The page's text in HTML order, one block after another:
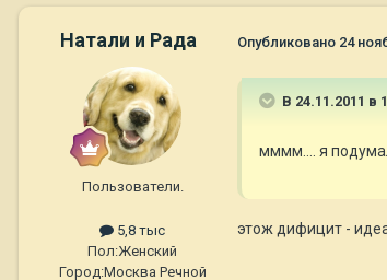
Натали и Рада
Пользователи.
5,8 тыс
Пол:Женский
Город:Москва Речной
Опубликовано 24
В 24.11.2011 в
мммм.... я
этож дифицит -